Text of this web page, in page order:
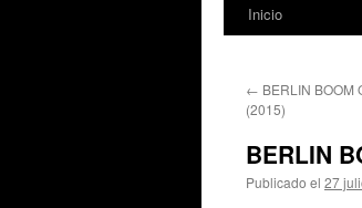
Inicio
← BERLIN BOOM
(2015)
BERLIN
Publicado el 27